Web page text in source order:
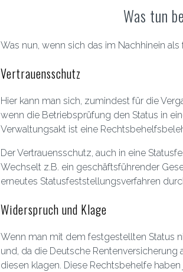
Was tun
Was nun, wenn sich das im Nachhinein
Vertrauensschutz
Hier kann man sich, zumindest für die
wenn die Betriebsprüfung den Status in
Verwaltungsakt ist eine
Der Vertrauensschutz, auch in eine
Wechselt z.B. ein geschäftsführender
erneutes Statusfeststellungsverfahren
Widerspruch und Klage
Wenn man mit dem festgestellten Status
und, da die Deutsche
diesen klagen. Diese Rechtsbehelfe